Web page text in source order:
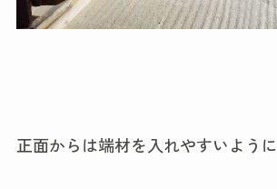
正面からは端材を入れやすいように